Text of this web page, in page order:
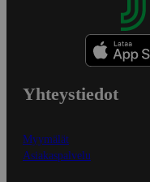
Yhteystiedot
Myymälät
Asiakaspalvelu